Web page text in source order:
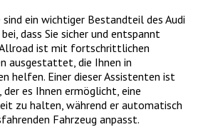
ein wichtiger Bestandteil des Audi
dass Sie sicher und entspannt
Allroad ist mit fortschrittlichen
ausgestattet, die Ihnen in
helfen. Einer dieser Assistenten ist
es Ihnen ermöglicht, eine
zu halten, während er automatisch
Fahrzeug anpasst.